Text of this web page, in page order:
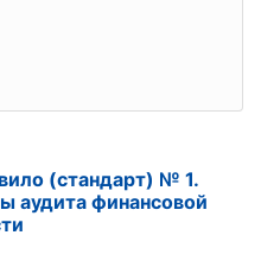
(стандарт) № 1.
аудита финансовой